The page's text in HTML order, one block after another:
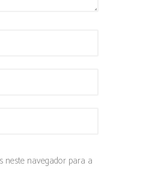
neste navegador para a